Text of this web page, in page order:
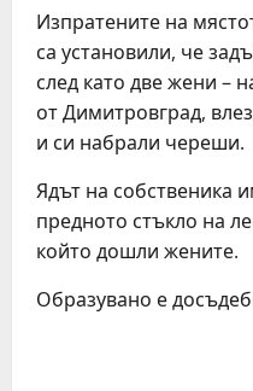
Изпратените на
са установили, че
след като две жени –
от Димитровград,
и си набрали череши.
Ядът на собственика
предното стъкло на
който дошли жените.
Образувано е